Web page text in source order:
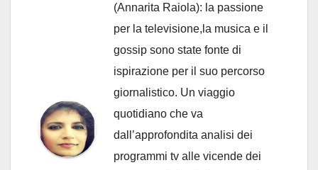
(Annarita Raiola): la passione
per la televisione,la musica e il
gossip sono state fonte di
ispirazione per il suo percorso
giornalistico. Un viaggio
quotidiano che va
dall’approfondita analisi dei
programmi tv alle vicende dei